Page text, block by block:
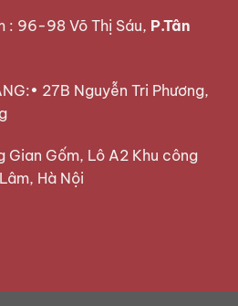
: 96-98 Võ Thị Sáu, P.Tân
27B Nguyễn Tri Phương,
Gian Gốm, Lô A2 Khu công
Hà Nội